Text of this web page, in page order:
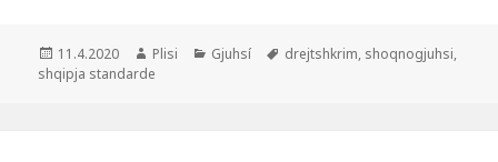
Postuar
më
11.4.2020 Autor
Plisi Kategori
Gjuhsí Etiketa
drejtshkrim, shoqnogjuhsi,
shqipja standarde